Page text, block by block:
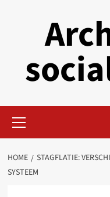
Menu
HOME
STAGFLATIE:
SYSTEEM